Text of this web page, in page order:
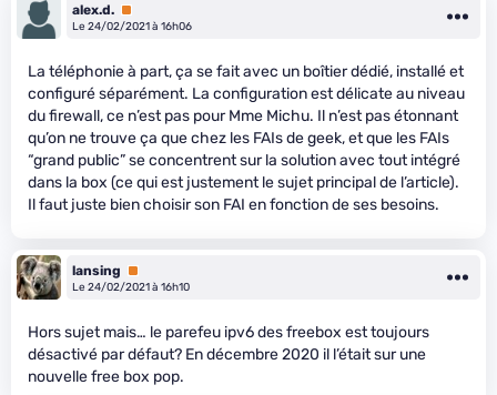
alex.d. Premium
Le 24/02/2021 à 16h06
La téléphonie à part, ça se fait avec un boîtier dédié, installé et
configuré séparément. La configuration est délicate au niveau
du firewall, ce n’est pas pour Mme Michu. Il n’est pas étonnant
qu’on ne trouve ça que chez les FAIs de geek, et que les FAIs
“grand public” se concentrent sur la solution avec tout intégré
dans la box (ce qui est justement le sujet principal de l’article).
Il faut juste bien choisir son FAI en fonction de ses besoins.
lansing
Premium
Le 24/02/2021 à 16h10
Hors sujet mais… le parefeu ipv6 des freebox est toujours
désactivé par défaut? En décembre 2020 il l’était sur une
nouvelle free box pop.